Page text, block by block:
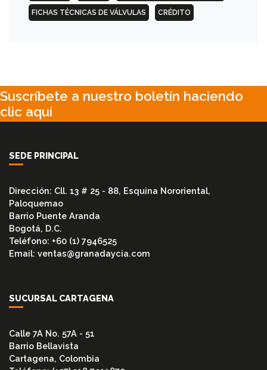
(WN)
EMPAQUES
CINTAS
FLEXITALICOS
(ESPIROMETÁLICOS)
KIT
INSTRUMENTACIÓN
INS.
ACERO
FICHAS TÉCNICAS DE VÁLVULAS CRÉDITO
Suscríbete a nuestro boletín haciendo
clic aquí
SEDE PRINCIPAL
Dirección: Cll. 13 # 25 - 88, Esquina Nororiental,
Paloquemao
Barrio Puente Aranda
Bogotá, D.C.
Teléfono: +60 (1) 7946525
Email: ventas@granadaycia.com
SUCURSAL CARTAGENA
Calle 7A No. 57A - 51
Barrio Bellavista
Cartagena, Colombia